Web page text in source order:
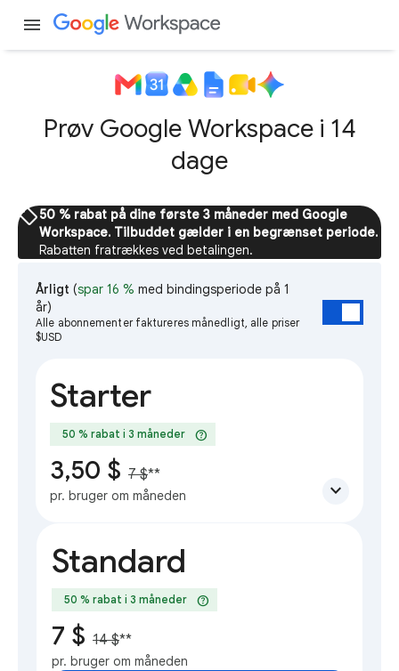
menu
Prøv Google Workspace i 14
dage
sell50 % rabat på dine første 3 måneder med Google
Workspace. Tilbuddet gælder i en begrænset periode.
Rabatten fratrækkes ved betalingen.
Årligt (spar 16 % med bindingsperiode på 1
år)
Alle abonnementer faktureres månedligt, alle priser
$USD
Starter
50 % rabat i 3 måneder help
3,50 $ 7 $**
pr. bruger om måneden expand_more
Standard
50 % rabat i 3 måneder help
7 $ 14 $**
pr. bruger om måneden